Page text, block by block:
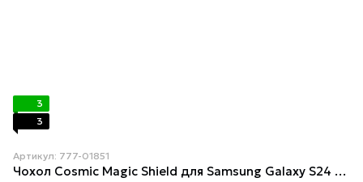
3
3
Артикул: 777-01851
Чохол Cosmic Magic Shield для Samsung Galaxy S24 Ultra Lavender